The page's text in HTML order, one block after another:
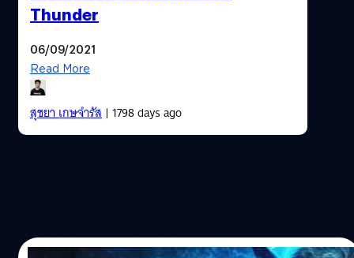
Thunder
06/09/2021
Read More
สุชยา เกษจำรัส| 1798 days ago